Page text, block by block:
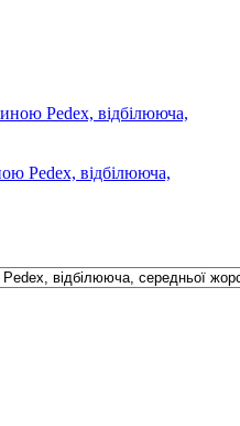
Pedex, відбілююча,